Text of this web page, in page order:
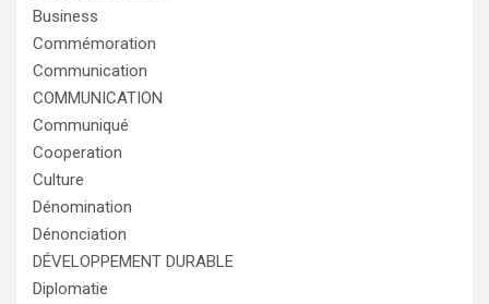
Business
Commémoration
Communication
COMMUNICATION
Communiqué
Cooperation
Culture
Dénomination
Dénonciation
DÉVELOPPEMENT DURABLE
Diplomatie